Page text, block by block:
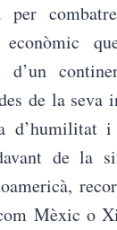
per
d’un
de la seva
d’humilitat
de la
Mèxic o